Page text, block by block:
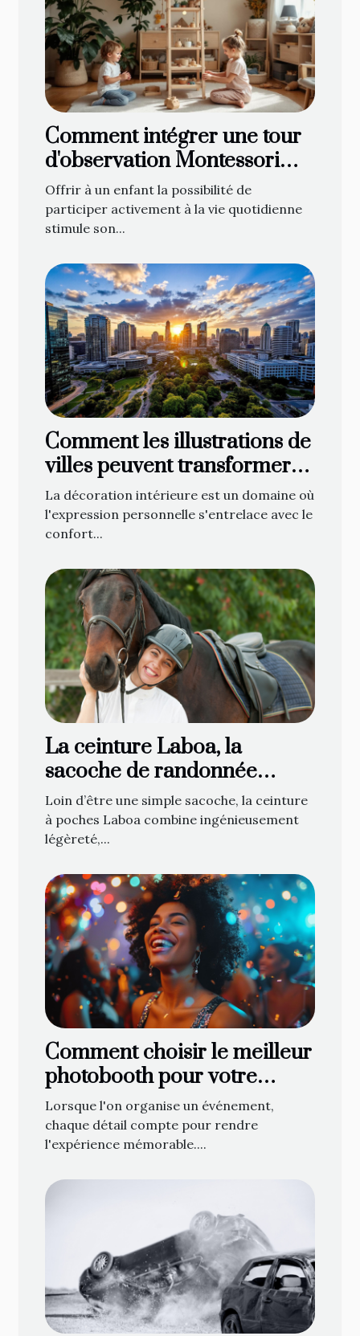
Comment intégrer une tour
d'observation Montessori
dans votre foyer
Offrir à un enfant la possibilité de
participer activement à la vie quotidienne
stimule son...
Comment les illustrations de
villes peuvent transformer
votre décoration intérieure
La décoration intérieure est un domaine où
l'expression personnelle s'entrelace avec le
confort...
La ceinture Laboa, la
sacoche de randonnée
attendue de tous les
cavaliers !
Loin d’être une simple sacoche, la ceinture
à poches Laboa combine ingénieusement
légèreté,...
Comment choisir le meilleur
photobooth pour votre
événement
Lorsque l'on organise un événement,
chaque détail compte pour rendre
l'expérience mémorable....